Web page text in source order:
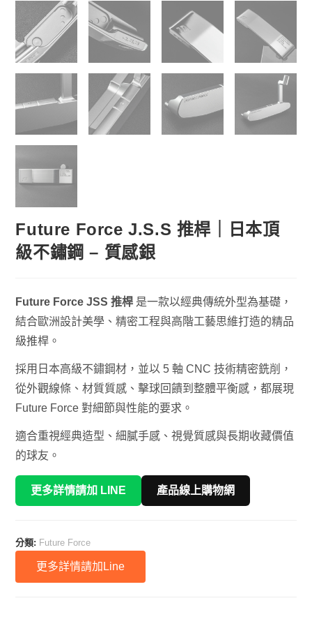
Future Force J.S.S 推桿｜日本頂
級不鏽鋼 – 質感銀
Future Force JSS 推桿 是一款以經典傳統外型為基礎，
結合歐洲設計美學、精密工程與高階工藝思維打造的精品
級推桿。
採用日本高級不鏽鋼材，並以 5 軸 CNC 技術精密銑削，
從外觀線條、材質質感、擊球回饋到整體平衡感，都展現
Future Force 對細節與性能的要求。
適合重視經典造型、細膩手感、視覺質感與長期收藏價值
的球友。
更多詳情請加 LINE 產品線上購物網
分類: Future Force
更多詳情請加Line